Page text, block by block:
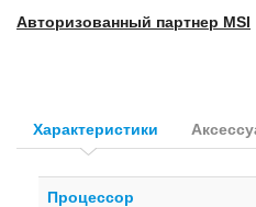
Авторизованный партнер MSI
Характеристики
Процессор